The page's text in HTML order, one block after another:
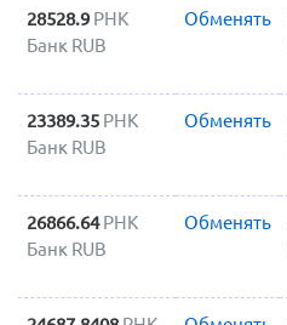
28528.9 РНК
Банк RUB
Обменять
23389.35 РНК
Банк RUB
Обменять
26866.64 РНК
Банк RUB
Обменять